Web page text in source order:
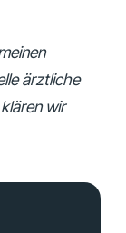
ärztliche
wir